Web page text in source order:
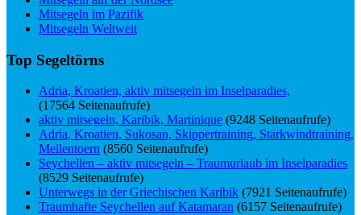
Mitsegeln im Pazifik
Mitsegeln Weltweit
Top Segeltörns
Adria, Kroatien, aktiv mitsegeln im Inselparadies,
(17564 Seitenaufrufe)
aktiv mitsegeln, Karibik, Martinique (9248 Seitenaufrufe)
Adria, Kroatien, Sukosan, Skippertraining, Starkwindtraining,
Meilentoern (8560 Seitenaufrufe)
Seychellen – aktiv mitsegeln – Traumurlaub im Inselparadies
(8529 Seitenaufrufe)
Unterwegs in der Griechischen Karibik (7921 Seitenaufrufe)
Traumhafte Seychellen auf Katamaran (6157 Seitenaufrufe)